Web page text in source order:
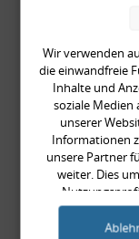
Wir verwenden
die einwandfreie
Inhalte und
soziale
unserer
Informationen
unsere Partner
weiter. Dies
Products)
weiteren Daten